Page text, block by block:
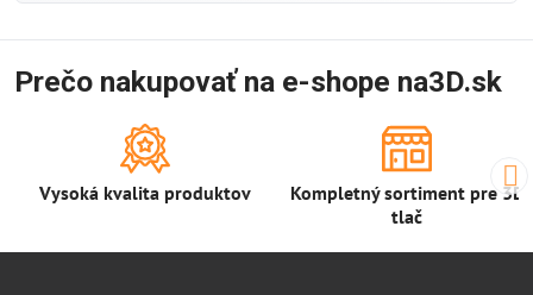
Prečo nakupovať na e-shope na3D.sk
Vysoká kvalita produktov
Kompletný sortiment pre 3D
tlač